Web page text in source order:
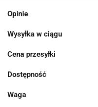
Opinie
Wysyłka w ciągu
Cena przesyłki
Dostępność
Waga